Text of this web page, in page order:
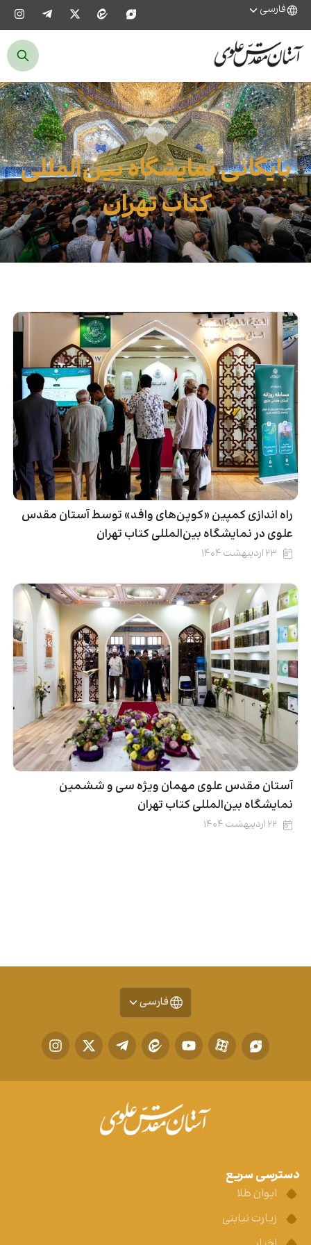
فارسی
بایگانی نمایشگاه بین‌المللی
کتاب تهران
راه اندازی کمپین «کوپن‌های وافد» توسط آستان مقدس
علوی در نمایشگاه بین‌المللی کتاب تهران
۲۳ اردیبهشت ۱۴۰۴
آستان مقدس علوی مهمان ویژه سی و ششمین
نمایشگاه بین‌المللی کتاب تهران
۲۲ اردیبهشت ۱۴۰۴
فارسی
دسترسی سریع
ایوان طلا
زیارت نیابتی